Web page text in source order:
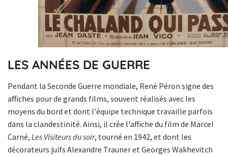
LES ANNÉES DE GUERRE
Pendant la Seconde Guerre mondiale, René Péron signe des
affiches pour de grands films, souvent réalisés avec les
moyens du bord et dont l'équipe technique travaille parfois
dans la clandestinité. Ainsi, il crée l'affiche du film de Marcel
Carné, Les Visiteurs du soir, tourné en 1942, et dont les
décorateurs juifs Alexandre Trauner et Georges Wakhevitch